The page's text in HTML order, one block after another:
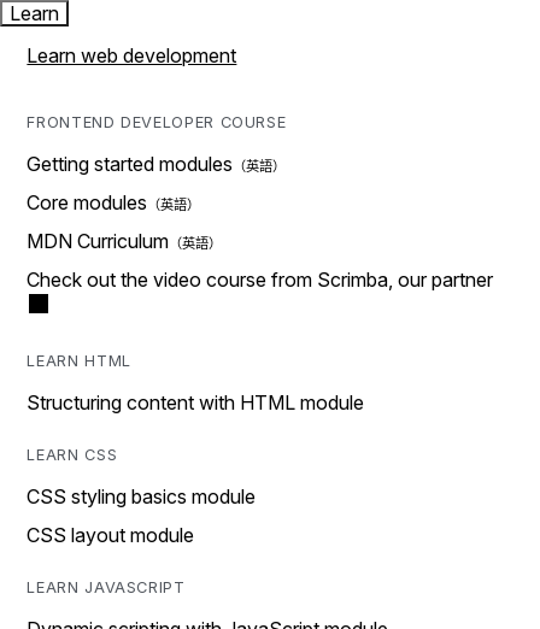
Learn
Learn web development
FRONTEND DEVELOPER COURSE
Getting started modules
Core modules
MDN Curriculum
Check out the video course from Scrimba, our partner
LEARN HTML
Structuring content with HTML module
LEARN CSS
CSS styling basics module
CSS layout module
LEARN JAVASCRIPT